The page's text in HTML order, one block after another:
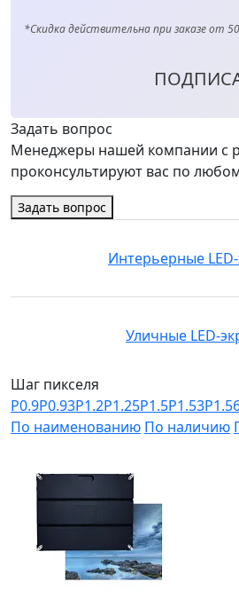
*Скидка действительна при заказе от
Задать вопрос
Менеджеры нашей компании с
проконсультируют вас по
Задать вопрос
Интерьерные
Уличные LED-
Шаг пикселя
P0.9P0.93P1.2P1.25P1.5P1.53
По наименованию По наличию